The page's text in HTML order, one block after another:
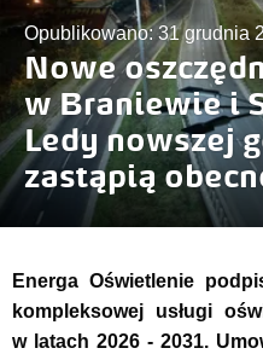
Opublikowano: 31 grudnia
Nowe
w Braniewie i
Ledy nowszej
zastąpią
Energa Oświetlenie
kompleksowej usługi
w latach 2026 - 2031.